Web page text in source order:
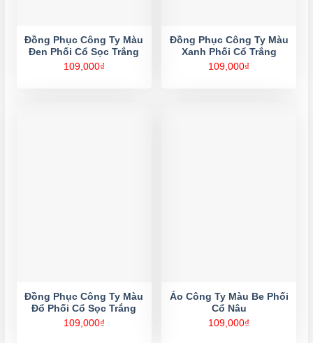
Đồng Phục Công Ty Màu
Đen Phối Cổ Sọc Trắng
109,000₫
Đồng Phục Công Ty Màu
Xanh Phối Cổ Trắng
109,000₫
Đồng Phục Công Ty Màu
Đổ Phối Cổ Sọc Trắng
109,000₫
Áo Công Ty Màu Be Phối
Cổ Nâu
109,000₫